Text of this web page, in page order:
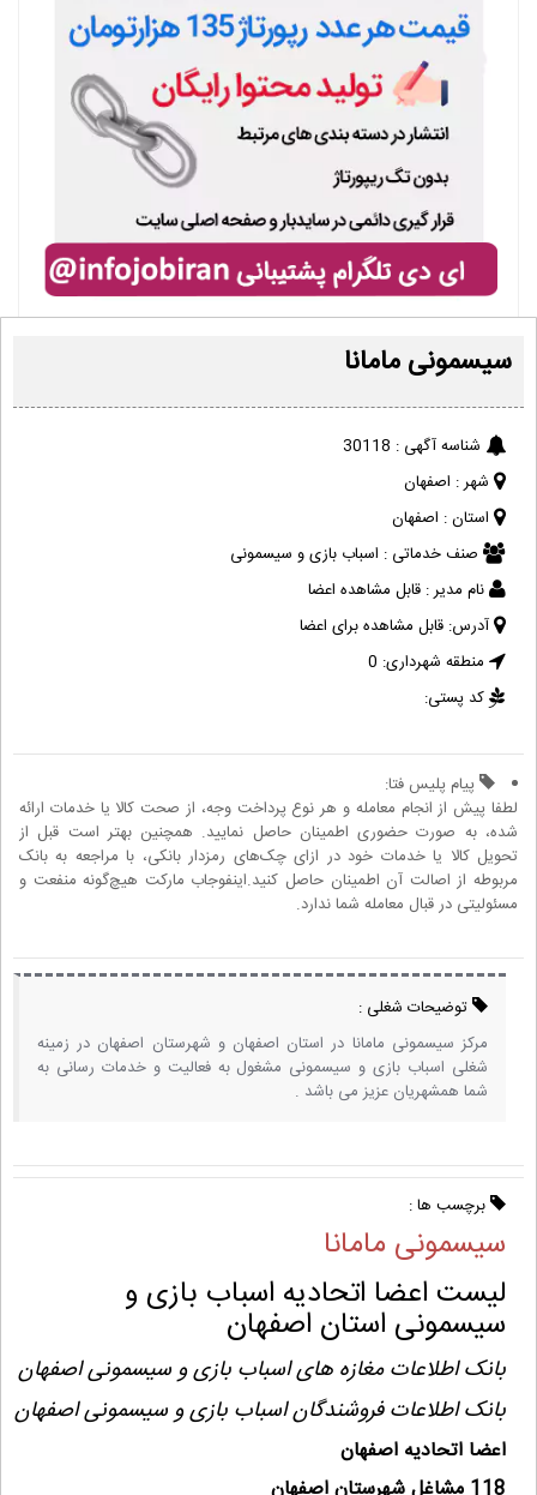
سیسمونی مامانا
شناسه آگهی : 30118
شهر : اصفهان
استان : اصفهان
صنف خدماتی : اسباب بازی و سیسمونی
نام مدیر : قابل مشاهده اعضا
آدرس: قابل مشاهده برای اعضا
منطقه شهرداری: 0
کد پستی:
پیام پلیس فتا:
لطفا پیش از انجام معامله و هر نوع پرداخت وجه، از صحت کالا یا خدمات ارائه
شده، به صورت حضوری اطمینان حاصل نمایید. همچنین بهتر است قبل از
تحویل کالا یا خدمات خود در ازای چک‌های رمزدار بانکی، با مراجعه به بانک
مربوطه از اصالت آن اطمینان حاصل کنید.اینفوجاب مارکت هیچ‌گونه منفعت و
مسئولیتی در قبال معامله شما ندارد.
توضیحات شغلی :
مرکز سیسمونی مامانا در استان اصفهان و شهرستان اصفهان در زمینه
شغلی اسباب بازی و سیسمونی مشغول به فعالیت و خدمات رسانی به
شما همشهریان عزیز می باشد .
برچسب ها :
سیسمونی مامانا
لیست اعضا اتحادیه اسباب بازی و
سیسمونی استان اصفهان
بانک اطلاعات مغازه های اسباب بازی و سیسمونی اصفهان
بانک اطلاعات فروشندگان اسباب بازی و سیسمونی اصفهان
اعضا اتحادیه اصفهان